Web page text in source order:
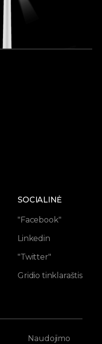
SOCIALINĖ
"Facebook"
Linkedin
"Twitter"
Gridio tinklaraštis
Naudojimo